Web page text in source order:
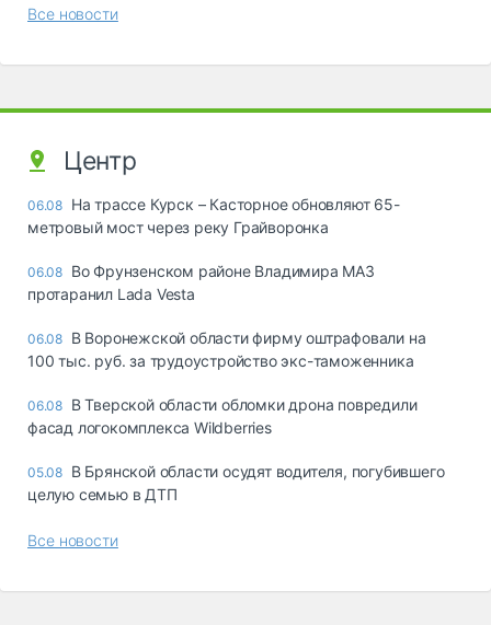
Все новости
Центр
06.08 На трассе Курск – Касторное обновляют 65-
метровый мост через реку Грайворонка
06.08 Во Фрунзенском районе Владимира МАЗ
протаранил Lada Vesta
06.08 В Воронежской области фирму оштрафовали на
100 тыс. руб. за трудоустройство экс-таможенника
06.08 В Тверской области обломки дрона повредили
фасад логокомплекса Wildberries
05.08 В Брянской области осудят водителя, погубившего
целую семью в ДТП
Все новости